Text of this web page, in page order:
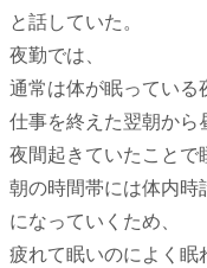
と話していた。
夜勤では、
通常は体が眠っている
仕事を終えた翌朝から
夜間起きていたことで
朝の時間帯には体内時
になっていくため、
疲れて眠いのによく眠